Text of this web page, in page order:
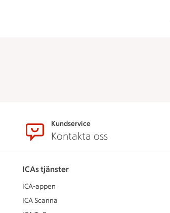
Kundservice
Kontakta oss
ICAs tjänster
ICA-appen
ICA Scanna